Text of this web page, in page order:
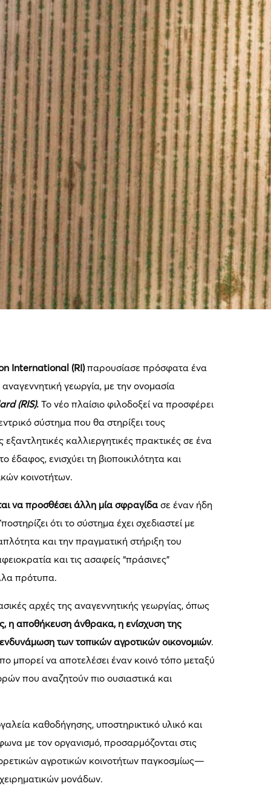
International (RI)παρουσίασε πρόσφατα ένα
γεωργία, με την ονομασία
(RIS). Το νέο πλαίσιο φιλοδοξεί να προσφέρει
σύστημα που θα στηρίξει τους
καλλιεργητικές πρακτικές σε ένα
ενισχύει τη βιοποικιλότητα και
κοινοτήτων.
να προσθέσει άλλη μία σφραγίδα σε έναν ήδη
ότι το σύστημα έχει σχεδιαστεί με
και την πραγματική στήριξη του
και τις ασαφείς “πράσινες”
πρότυπα.
αρχές της αναγεννητικής γεωργίας, όπως
η αποθήκευση άνθρακα, η ενίσχυση της
των τοπικών αγροτικών οικονομιών.
μπορεί να αποτελέσει έναν κοινό τόπο μεταξύ
που αναζητούν πιο ουσιαστικά και
καθοδήγησης, υποστηρικτικό υλικό και
με τον οργανισμό, προσαρμόζονται στις
αγροτικών κοινοτήτων παγκοσμίως—
μονάδων.